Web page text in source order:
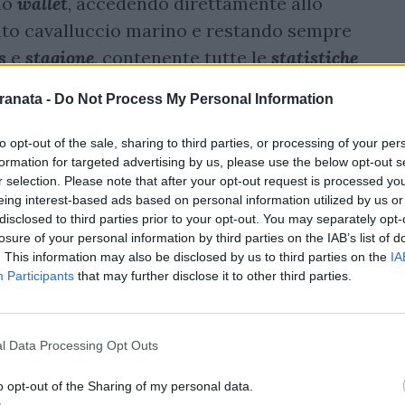
- Do Not Process My Personal Information
opt-out of the sale, sharing to third parties, or processing of your
for targeted advertising by us, please use the below opt-out
selection. Please note that after your opt-out request is processed
interest-based ads based on personal information utilized by us
to third parties prior to your opt-out. You may separately
of your personal information by third parties on the IAB’s list of
This information may also be disclosed by us to third parties on the
Participants that may further disclose it to other third parties.
Data Processing Opt Outs
opt-out of the Sharing of my personal data.
cavalluccio marino e restando sempre
estagione, contenente tutte lestatistiche
per partita, le classifiche, i risultati, il
diretta e con notifiche personalizzate.
C’è la sezionegaming! Partecipa ai
il tuo voto ai calciatori dopo le
giudizio degli appassionati granata al
è tutto. Nella sezione MVP potrai
del mese, mentre lo spazio quiz
tua conoscenza del mondo granata di
perché presto le sorprese
riesci ancora a trovareUSSalernitana